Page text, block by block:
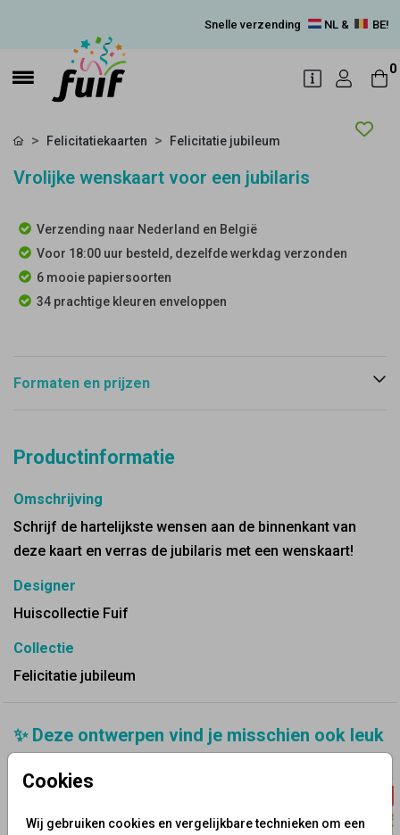
Snelle verzending NL & BE!
0
Cookies
Wij gebruiken cookies en vergelijkbare technieken om een
Felicitatiekaarten Felicitatie jubileum
Vrolijke wenskaart voor een jubilaris
Verzending naar Nederland en België
Voor 18:00 uur besteld, dezelfde werkdag verzonden
6 mooie papiersoorten
34 prachtige kleuren enveloppen
Formaten en prijzen
Productinformatie
Omschrijving
Schrijf de hartelijkste wensen aan de binnenkant van
deze kaart en verras de jubilaris met een wenskaart!
Designer
Huiscollectie Fuif
Collectie
Felicitatie jubileum
✨ Deze ontwerpen vind je misschien ook leuk